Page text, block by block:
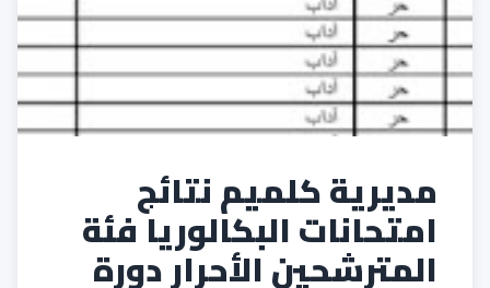
مديرية كلميم نتائج
امتحانات البكالوريا فئة
المترشحين الأحرار دورة